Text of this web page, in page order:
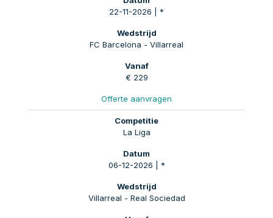
22-11-2026 | *
FC Barcelona - Villarreal
€ 229
Offerte aanvragen
La Liga
06-12-2026 | *
Villarreal - Real Sociedad